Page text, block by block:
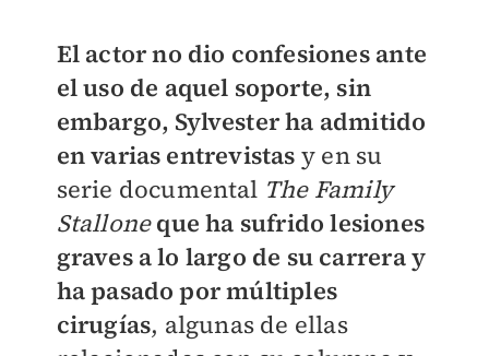
El actor no dio confesiones ante
el uso de aquel soporte, sin
embargo, Sylvester ha admitido
en varias entrevistas y en su
serie documental The Family
Stalloneque ha sufrido lesiones
graves a lo largo de su carreray
ha pasado por múltiples
cirugías, algunas de ellas